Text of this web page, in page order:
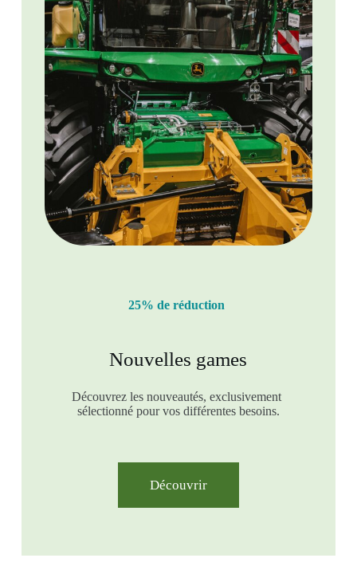
25% de réduction
Nouvelles games
Découvrez les nouveautés, exclusivement
sélectionné pour vos différentes besoins.
Découvrir